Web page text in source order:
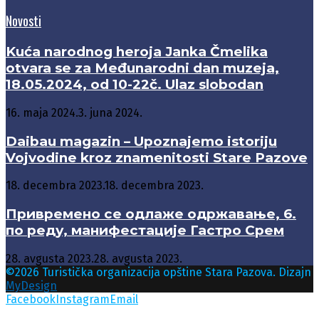
Novosti
Kuća narodnog heroja Janka Čmelika
otvara se za Međunarodni dan muzeja,
18.05.2024, od 10-22č. Ulaz slobodan
16. maja 2024.3. juna 2024.
Daibau magazin – Upoznajemo istoriju
Vojvodine kroz znamenitosti Stare Pazove
18. decembra 2023.18. decembra 2023.
Привремено се одлаже одржавање, 6.
по реду, манифестације Гастро Срем
28. avgusta 2023.28. avgusta 2023.
©2026 Turistička organizacija opštine Stara Pazova. Dizajn
MyDesign
FacebookInstagramEmail